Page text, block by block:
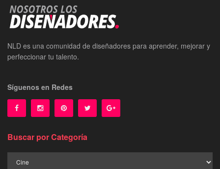
NLD es una comunidad de diseñadores para aprender, mejorar y
perfeccionar tu talento.
Síguenos en Redes
Buscar por Categoría